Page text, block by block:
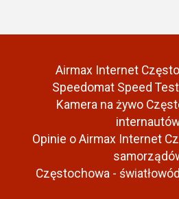
Airmax Internet
Speedomat Speed
Kamera na żywo
Opinie o Airmax Internet
Częstochowa -